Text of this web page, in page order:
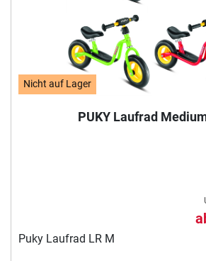
Nicht auf Lager
PUKY Laufrad
Puky Laufrad LR M